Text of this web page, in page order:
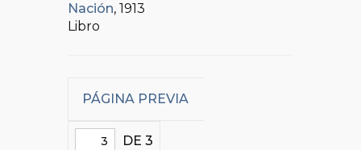
Nación, 1913
Libro
PÁGINA PREVIA
DE 3